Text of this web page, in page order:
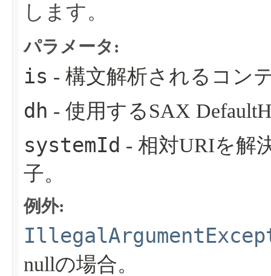
します。
パラメータ:
is - 構文解析されるコン
dh - 使用するSAX
systemId - 相対URIを解
子。
例外:
nullの場合。